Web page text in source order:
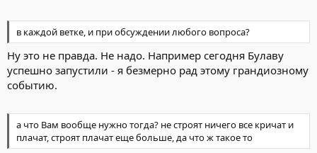
в каждой ветке, и при обсуждении любого вопроса?
Ну это не правда. Не надо. Например сегодня Булаву
успешно запустили - я безмерно рад этому грандиозному
событию.
а что Вам вообще нужно тогда? не строят ничего все кричат и
плачат, строят плачат еще больше, да что ж такое то